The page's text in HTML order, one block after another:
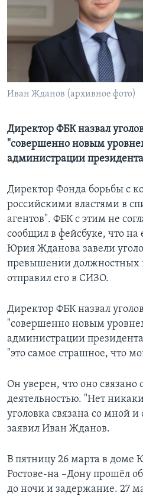
Learning English
СОЦИАЛЬНЫЕ СЕТИ
Иван Жданов (архивное фото)
Директор ФБК назвал
"совершенно новым
администрации
Директор Фонда борьбы с
российскими властями в
агентов". ФБК с этим не
сообщил в фейсбуке, что на
Юрия Жданова завели
превышении должностных
отправил его в СИЗО.
Директор ФБК назвал
"совершенно новым
администрации
"это самое страшное, что
Он уверен, что оно связано
деятельностью. "Нет
уголовка связана со мной
заявил Иван Жданов.
В пятницу 26 марта в доме
Ростове-на –Дону прошёл
до ночи и задержание. 27